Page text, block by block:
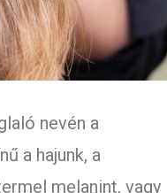
nevén a
a hajunk, a
melanint, vagy